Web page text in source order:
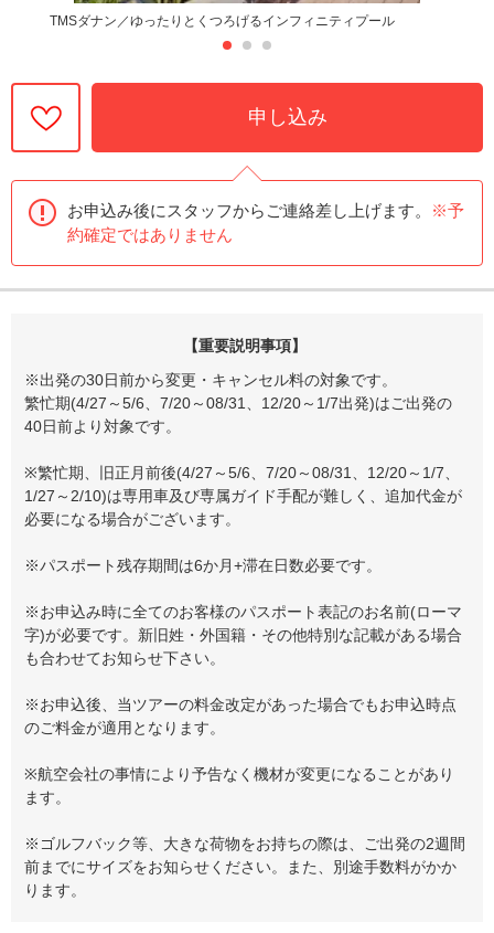
TMSダナン／ゆったりとくつろげるインフィニティプール
申し込み
お申込み後にスタッフからご連絡差し上げます。
※予
約確定ではありません
【重要説明事項】
※出発の30日前から変更・キャンセル料の対象です。
繁忙期(4/27～5/6、7/20～08/31、12/20～1/7出発)はご出発の
40日前より対象です。
※繁忙期、旧正月前後(4/27～5/6、7/20～08/31、12/20～1/7、
1/27～2/10)は専用車及び専属ガイド手配が難しく、追加代金が
必要になる場合がございます。
※パスポート残存期間は6か月+滞在日数必要です。
※お申込み時に全てのお客様のパスポート表記のお名前(ローマ
字)が必要です。新旧姓・外国籍・その他特別な記載がある場合
も合わせてお知らせ下さい。
※お申込後、当ツアーの料金改定があった場合でもお申込時点
のご料金が適用となります。
※航空会社の事情により予告なく機材が変更になることがあり
ます。
※ゴルフバック等、大きな荷物をお持ちの際は、ご出発の2週間
前までにサイズをお知らせください。また、別途手数料がかか
ります。